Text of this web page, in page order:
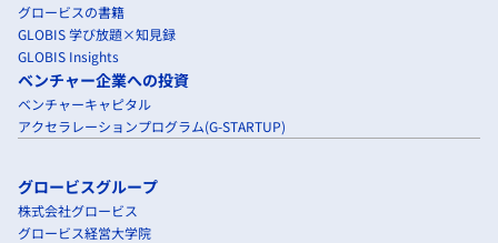
グロービスの書籍
GLOBIS 学び放題×知見録
GLOBIS Insights
ベンチャー企業への投資
ベンチャーキャピタル
アクセラレーションプログラム(G-STARTUP)
グロービスグループ
株式会社グロービス
グロービス経営大学院